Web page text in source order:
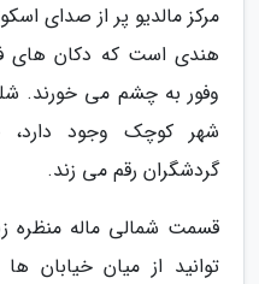
مرکز مالدیو پر از صدای
هندی است که دکان های
وفور به چشم می خورند.
شهر کوچک وجود
گردشگران رقم می زند.
قسمت شمالی ماله منظره
توانید از میان خیابان